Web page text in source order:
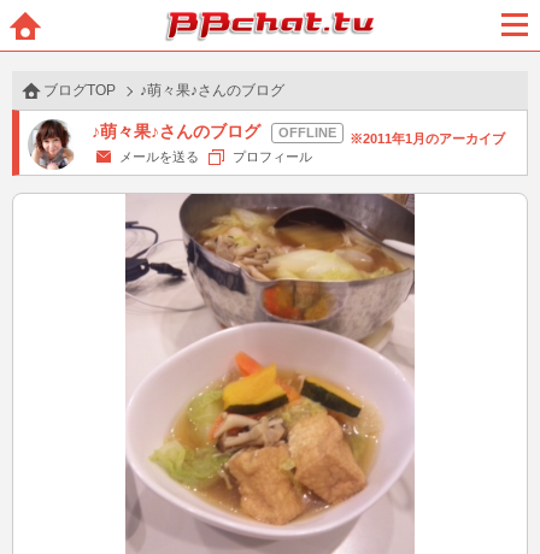
BBchatTV
ブログTOP ♪萌々果♪さんのブログ
♪萌々果♪さんのブログ
2011年1月のアーカイブ
メールを送る
プロフィール